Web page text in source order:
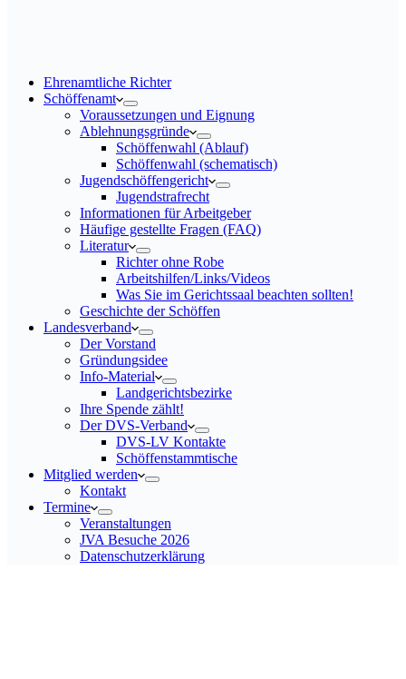
Ehrenamtliche Richter
Schöffenamt
Voraussetzungen und Eignung
Ablehnungsgründe
Schöffenwahl (Ablauf)
Schöffenwahl (schematisch)
Jugendschöffengericht
Jugendstrafrecht
Informationen für Arbeitgeber
Häufige gestellte Fragen (FAQ)
Literatur
Richter ohne Robe
Arbeitshilfen/Links/Videos
Was Sie im Gerichtssaal beachten sollten!
Geschichte der Schöffen
Landesverband
Der Vorstand
Gründungsidee
Info-Material
Landgerichtsbezirke
Ihre Spende zählt!
Der DVS-Verband
DVS-LV Kontakte
Schöffenstammtische
Mitglied werden
Kontakt
Termine
Veranstaltungen
JVA Besuche 2026
Datenschutz­erklärung